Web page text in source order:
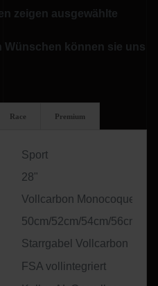
zeigen ausgewählte
Wünschen können sie uns
Race Premium
Sport
28"
Vollcarbon Monocoque UD
50cm/52cm/54cm/56cm/
Starrgabel Vollcarbon
FSA vollintegriert